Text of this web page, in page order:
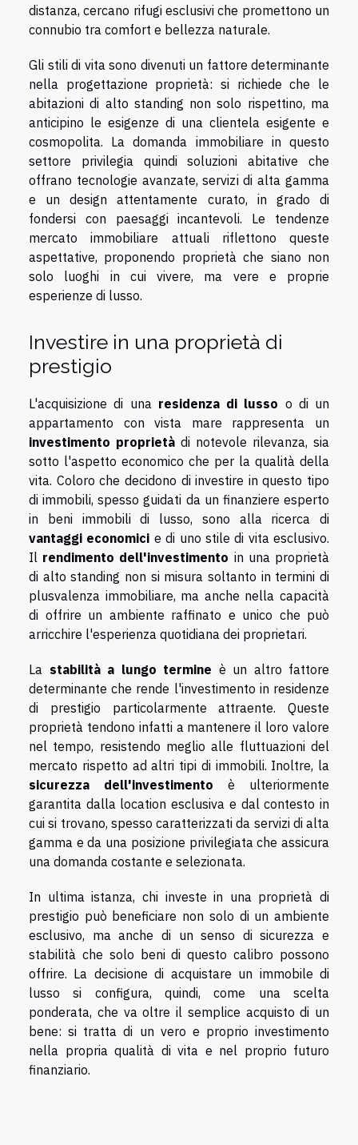
distanza, cercano rifugi esclusivi che promettono un
connubio tra comfort e bellezza naturale.
Gli stili di vita sono divenuti un fattore determinante
nella progettazione proprietà: si richiede che le
abitazioni di alto standing non solo rispettino, ma
anticipino le esigenze di una clientela esigente e
cosmopolita. La domanda immobiliare in questo
settore privilegia quindi soluzioni abitative che
offrano tecnologie avanzate, servizi di alta gamma
e un design attentamente curato, in grado di
fondersi con paesaggi incantevoli. Le tendenze
mercato immobiliare attuali riflettono queste
aspettative, proponendo proprietà che siano non
solo luoghi in cui vivere, ma vere e proprie
esperienze di lusso.
Investire in una proprietà di
prestigio
L'acquisizione di una residenza di lusso o di un
appartamento con vista mare rappresenta un
investimento proprietà di notevole rilevanza, sia
sotto l'aspetto economico che per la qualità della
vita. Coloro che decidono di investire in questo tipo
di immobili, spesso guidati da un finanziere esperto
in beni immobili di lusso, sono alla ricerca di
vantaggi economici e di uno stile di vita esclusivo.
Il rendimento dell'investimento in una proprietà
di alto standing non si misura soltanto in termini di
plusvalenza immobiliare, ma anche nella capacità
di offrire un ambiente raffinato e unico che può
arricchire l'esperienza quotidiana dei proprietari.
La stabilità a lungo termine è un altro fattore
determinante che rende l'investimento in residenze
di prestigio particolarmente attraente. Queste
proprietà tendono infatti a mantenere il loro valore
nel tempo, resistendo meglio alle fluttuazioni del
mercato rispetto ad altri tipi di immobili. Inoltre, la
sicurezza dell'investimento è ulteriormente
garantita dalla location esclusiva e dal contesto in
cui si trovano, spesso caratterizzati da servizi di alta
gamma e da una posizione privilegiata che assicura
una domanda costante e selezionata.
In ultima istanza, chi investe in una proprietà di
prestigio può beneficiare non solo di un ambiente
esclusivo, ma anche di un senso di sicurezza e
stabilità che solo beni di questo calibro possono
offrire. La decisione di acquistare un immobile di
lusso si configura, quindi, come una scelta
ponderata, che va oltre il semplice acquisto di un
bene: si tratta di un vero e proprio investimento
nella propria qualità di vita e nel proprio futuro
finanziario.